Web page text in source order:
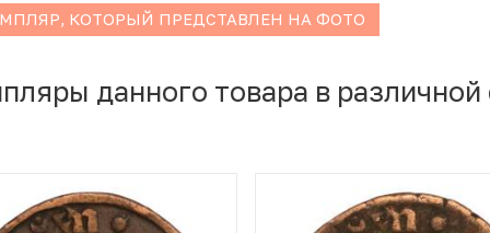
КОТОРЫЙ ПРЕДСТАВЛЕН НА ФОТО
данного товара в различной